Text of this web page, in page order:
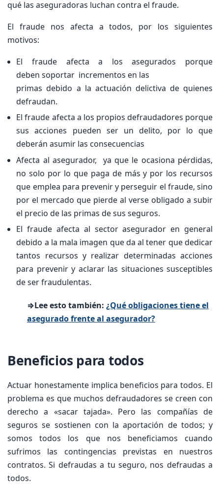
qué las aseguradoras luchan contra el fraude.
El fraude nos afecta a todos, por los siguientes
motivos:
El fraude afecta a los asegurados porque
deben soportar incrementos en las
primas debido a la actuación delictiva de quienes
defraudan.
El fraude afecta a los propios defraudadores porque
sus acciones pueden ser un delito, por lo que
deberán asumir las consecuencias
Afecta al asegurador, ya que le ocasiona pérdidas,
no solo por lo que paga de más y por los recursos
que emplea para prevenir y perseguir el fraude, sino
por el mercado que pierde al verse obligado a subir
el precio de las primas de sus seguros.
El fraude afecta al sector asegurador en general
debido a la mala imagen que da al tener que dedicar
tantos recursos y realizar determinadas acciones
para prevenir y aclarar las situaciones susceptibles
de ser fraudulentas.
⇒Lee esto también: ¿Qué obligaciones tiene el
asegurado frente al asegurador?
Beneficios para todos
Actuar honestamente implica beneficios para todos. El
problema es que muchos defraudadores se creen con
derecho a «sacar tajada». Pero las compañías de
seguros se sostienen con la aportación de todos; y
somos todos los que nos beneficiamos cuando
sufrimos las contingencias previstas en nuestros
contratos. Si defraudas a tu seguro, nos defraudas a
todos.